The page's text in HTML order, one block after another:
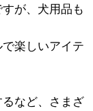
が、犬用品も
楽しいアイテ
など、さまざ